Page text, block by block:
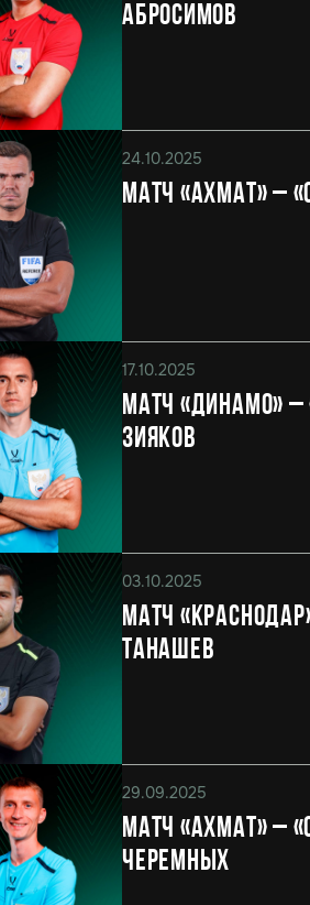
Абросимов
24.10.2025
Матч «Ахмат» –
17.10.2025
Матч «Динамо» –
Зияков
03.10.2025
Матч
Танашев
29.09.2025
Матч «Ахмат» –
Черемных